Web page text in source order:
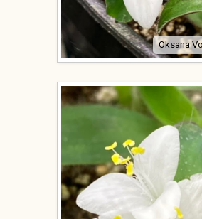
Oksana